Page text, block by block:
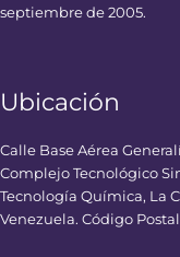
septiembre de 2005.
Ubicación
Calle Base Aérea
Complejo Tecnológico
Tecnología Química, La
Venezuela. Código Postal